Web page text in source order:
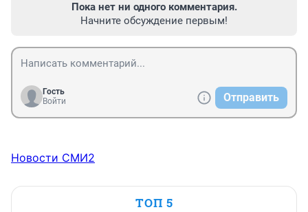
Пока нет ни одного комментария.
Начните обсуждение первым!
Гость
Войти
Отправить
Новости СМИ2
ТОП 5